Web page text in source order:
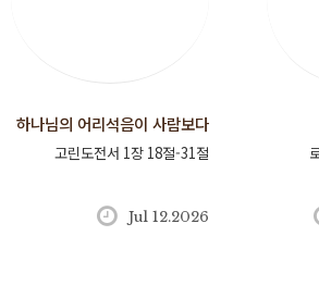
하나님의 어리석음이 사람보다
지혜롭고
고린도전서 1장 18절-31절
Jul 12.2026